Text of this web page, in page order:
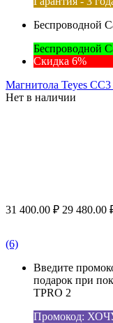
Беспроводной
Беспроводной
Скидка 6%
Магнитола Teyes
Нет в наличии
31 400.00 ₽ 29 480.00
(6)
Введите
подарок при
TPRO 2
Промокод: